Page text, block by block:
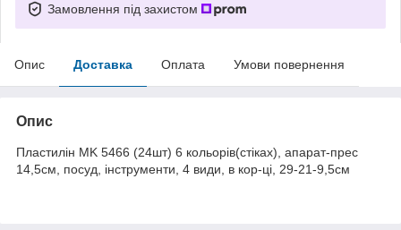
Замовлення під захистом
Опис Доставка Оплата Умови повернення
Опис
Пластилін MK 5466 (24шт) 6 кольорів(стіках), апарат-прес
14,5см, посуд, інструменти, 4 види, в кор-ці, 29-21-9,5см